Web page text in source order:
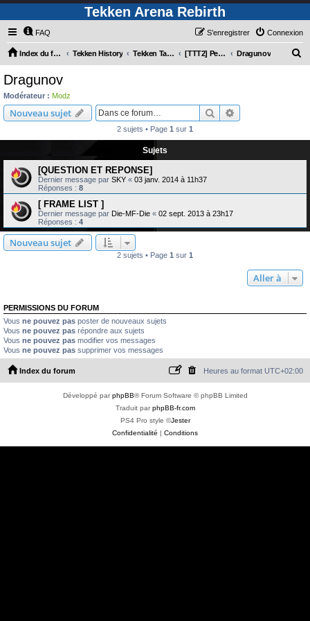
Tekken Arena Rebirth
FAQ Connexion
S’enregistrer
Index du forum Tekken History Tekken Tag Tournament 2 [TTT2] Personnages Dragunov
Dragunov
Modérateur : Modz
Nouveau sujet Rechercher
2 sujets • Page 1 sur 1
Sujets
[QUESTION ET REPONSE]
Dernier message par SKY « 03 janv. 2014 à 11h37
Réponses : 8
[ FRAME LIST ]
Dernier message par Die-MF-Die « 02 sept. 2013 à 23h17
Réponses : 4
Nouveau sujet
2 sujets • Page 1 sur 1
Aller à
PERMISSIONS DU FORUM
Vous ne pouvez pas poster de nouveaux sujets
Vous ne pouvez pas répondre aux sujets
Vous ne pouvez pas modifier vos messages
Vous ne pouvez pas supprimer vos messages
Index du forum Heures au format UTC+02:00
Développé parphpBB® Forum Software © phpBB Limited
Traduit parphpBB-fr.com
PS4 Pro style ©Jester
Confidentialité | Conditions